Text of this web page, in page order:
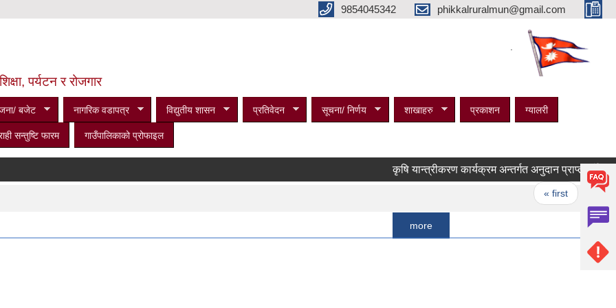
9854045342 phikkalruralmun@gmail.com
पर्यटन र रोजगार
बजेट नागरिक वडापत्र विद्युतीय शासन प्रतिवेदन सूचना/ निर्णय शाखाहरु प्रकाशन ग्यालरी
सन्तुष्टि फारम गाउँपालिकाको प्रोफाइल
कृषि यान्त्रीकरण कार्यक्रम अन्तर्गत अनुदान प्राप्त गर्ने
‹ previous